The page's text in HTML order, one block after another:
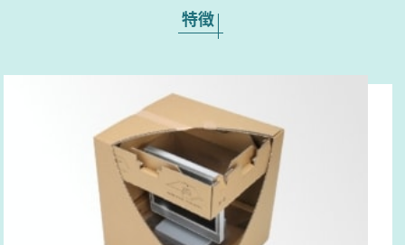
特徴